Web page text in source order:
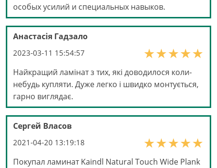
особых усилий и специальных навыков.
Анастасія Гадзало
2023-03-11 15:54:57
Найкращий ламінат з тих, які доводилося коли-
небудь купляти. Дуже легко і швидко монтується,
гарно виглядає.
Сергей Власов
2021-04-20 13:19:18
Покупал ламинат Kaindl Natural Touch Wide Plank